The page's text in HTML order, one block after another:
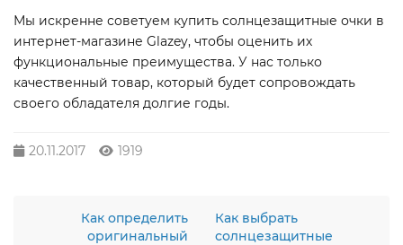
Мы искренне советуем купить солнцезащитные очки в
интернет-магазине Glazey, чтобы оценить их
функциональные преимущества. У нас только
качественный товар, который будет сопровождать
своего обладателя долгие годы.
20.11.2017 1919
Как определить
оригинальный
Как выбрать
солнцезащитные